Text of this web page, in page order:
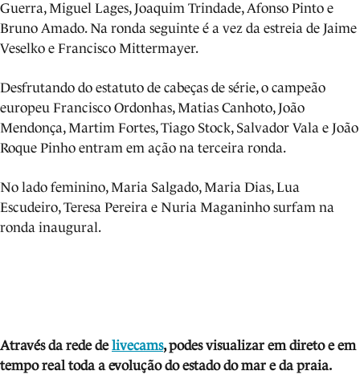
Guerra, Miguel Lages, Joaquim Trindade, Afonso Pinto e
Bruno Amado. Na ronda seguinte é a vez da estreia de Jaime
Veselko e Francisco Mittermayer.
Desfrutando do estatuto de cabeças de série, o campeão
europeu Francisco Ordonhas, Matias Canhoto, João
Mendonça, Martim Fortes, Tiago Stock, Salvador Vala e João
Roque Pinho entram em ação na terceira ronda.
No lado feminino, Maria Salgado, Maria Dias, Lua
Escudeiro, Teresa Pereira e Nuria Maganinho surfam na
ronda inaugural.
Através da rede delivecams, podes visualizar em direto e em
tempo real toda a evolução do estado do mar e da praia.